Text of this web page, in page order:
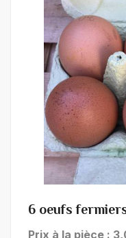
6 oeufs
Prix à la pièce :